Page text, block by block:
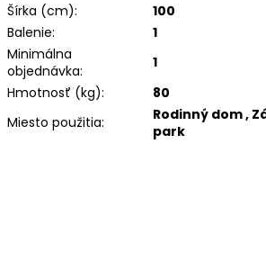
Šírka (cm):
100
Balenie:
1
Minimálna
objednávka:
1
Hmotnosť (kg):
80
Miesto použitia:
Rodinný dom ,
park